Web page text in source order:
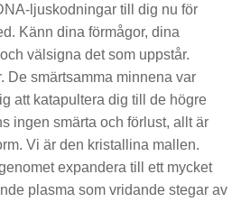
ljuskodningar till dig nu för
Känn dina förmågor, dina
välsigna det som uppstår.
De smärtsamma minnena var
att katapultera dig till de högre
ingen smärta och förlust, allt är
Vi är den kristallina mallen.
expandera till ett mycket
plasma som vridande stegar av